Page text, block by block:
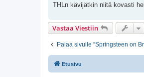
THLn kävijätkin niitä kovasti
Vastaa Viestiin
Palaa sivulle “Springsteen on
Etusivu